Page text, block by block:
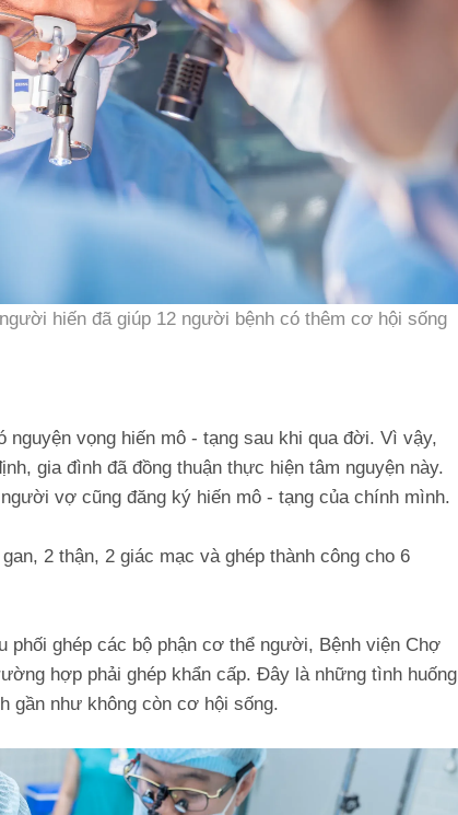
hiến đã giúp 12 người bệnh có thêm cơ hội sống
vọng hiến mô - tạng sau khi qua đời. Vì vậy,
gia đình đã đồng thuận thực hiện tâm nguyện này.
vợ cũng đăng ký hiến mô - tạng của chính mình.
2 thận, 2 giác mạc và ghép thành công cho 6
ghép các bộ phận cơ thể người, Bệnh viện Chợ
hợp phải ghép khẩn cấp. Đây là những tình huống
gần như không còn cơ hội sống.